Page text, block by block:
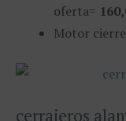
oferta=
Motor
cerrajeros